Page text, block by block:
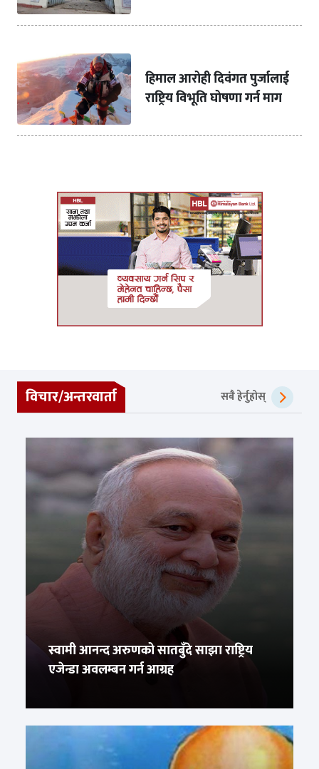
हिमाल आरोही दिवंगत पुर्जालाई
राष्ट्रिय विभूति घोषणा गर्न माग
विचार/अन्तरवार्ता सबै हेर्नुहोस्
स्वामी आनन्द अरुणको सातबुँदे साझा राष्ट्रिय
एजेन्डा अवलम्बन गर्न आग्रह